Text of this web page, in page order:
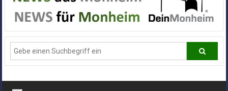
News
aus
Deiner
Stadt
Monheim